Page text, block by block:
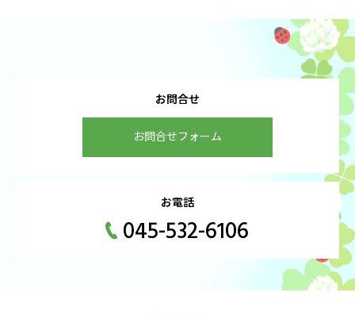
お問合せ
お問合せフォーム
お電話
045-532-6106